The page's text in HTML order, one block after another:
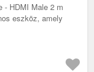
- HDMI Male 2 m
eszköz, amely